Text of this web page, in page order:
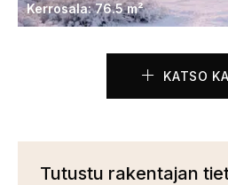
Kerrosala: 76.5 m²
KATSO
Tutustu rakentajan